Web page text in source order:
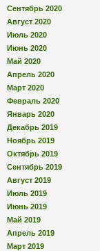
Сентябрь 2020
Август 2020
Июль 2020
Июнь 2020
Май 2020
Апрель 2020
Март 2020
Февраль 2020
Январь 2020
Декабрь 2019
Ноябрь 2019
Октябрь 2019
Сентябрь 2019
Август 2019
Июль 2019
Июнь 2019
Май 2019
Апрель 2019
Март 2019